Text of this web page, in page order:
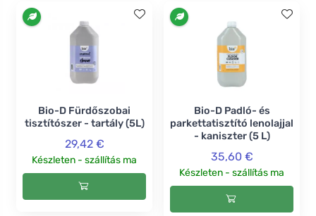
Bio-D Fürdőszobai
tisztítószer - tartály (5L)
29,42 €
Készleten - szállítás ma
Bio-D Padló- és
parkettatisztító lenolajjal
- kaniszter (5 L)
35,60 €
Készleten - szállítás ma